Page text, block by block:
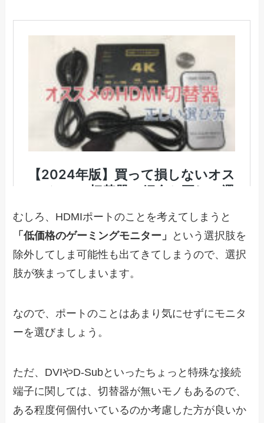
むしろ、HDMIポートのことを考えてしまうと
「低価格のゲーミングモニター」
という選択肢を
除外してしま可能性も出てきてしまうので、選択
肢が狭まってしまいます。
なので、ポートのことはあまり気にせずにモニタ
ーを選びましょう。
ただ、DVIやD-Subといったちょっと特殊な接続
端子に関しては、切替器が無いモノもあるので、
ある程度何個付いているのか考慮した方が良いか